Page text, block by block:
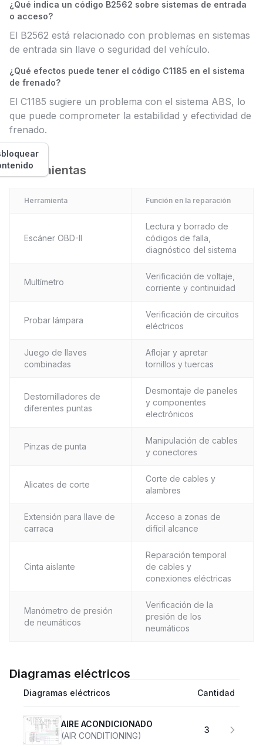
¿Qué indica un código B2562 sobre sistemas de entrada
o acceso?
El B2562 está relacionado con problemas en sistemas
de entrada sin llave o seguridad del vehículo.
¿Qué efectos puede tener el código C1185 en el sistema
de frenado?
El C1185 sugiere un problema con el sistema ABS, lo
que puede comprometer la estabilidad y efectividad de
frenado.
Herramientas
Herramienta Función en la reparación
Escáner OBD-II
Lectura y borrado de
códigos de falla,
diagnóstico del sistema
Multímetro
Verificación de voltaje,
corriente y continuidad
Probar lámpara
Verificación de circuitos
eléctricos
Juego de llaves
combinadas
Aflojar y apretar
tornillos y tuercas
Destornilladores de
diferentes puntas
Desmontaje de paneles
y componentes
electrónicos
Pinzas de punta
Manipulación de cables
y conectores
Alicates de corte
Corte de cables y
alambres
Extensión para llave de
carraca
Acceso a zonas de
difícil alcance
Cinta aislante
Reparación temporal
de cables y
conexiones eléctricas
Manómetro de presión
de neumáticos
Verificación de la
presión de los
neumáticos
Diagramas eléctricos
Diagramas eléctricos Cantidad
AIRE ACONDICIONADO
(AIR CONDITIONING)
3